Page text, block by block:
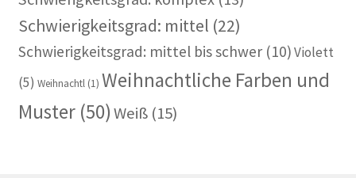
Schwierigkeitsgrad: mittel (22)
Schwierigkeitsgrad: mittel bis schwer(10)Violett
(5) Weihnachtl(1) Weihnachtliche Farben und
Muster(50)Weiß(15)